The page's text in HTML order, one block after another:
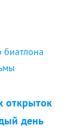
открыток
день